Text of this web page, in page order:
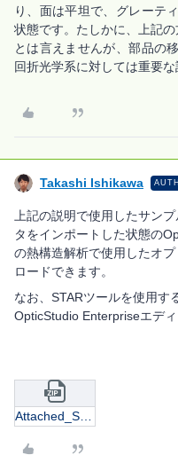
り、面は平坦で、グレーテ
状態です。たしかに、上記
とは言えませんが、部品の
回折光学系に対しては重要な
Takashi Ishikawa
上記の説明で使用したサン
タをインポートした状態の
の熱構造解析で使用したオ
ロードできます。
なお、STARツールを使用す
OpticStudio Enterpriseエデ